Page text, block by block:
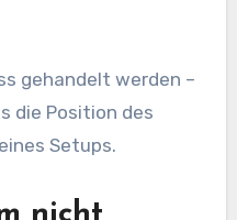
gehandelt werden –
die Position des
Setups.